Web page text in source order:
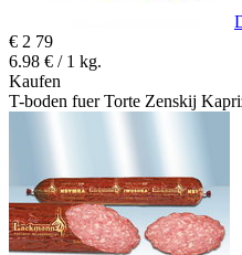
€ 2 79
6.98 € / 1 kg.
Kaufen
T-boden fuer Torte Zenskij